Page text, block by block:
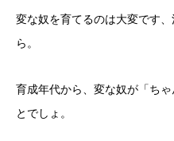
変な奴を育てるのは大変です
ら。
育成年代から、変な奴が「ち
とでしょ。